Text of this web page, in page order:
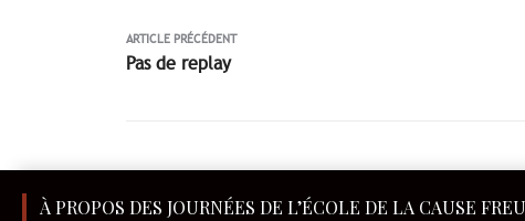
ARTICLE PRÉCÉDENT
Pas de replay
À PROPOS DES JOURNÉES DE L’ÉCOLE DE LA CAUSE